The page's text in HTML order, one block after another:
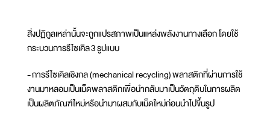
สิ่งปฏิกูลเหล่านั้นจะถูกแปรสภาพเป็นแหล่งพลังงานทางเลือก โดยใช้
กระบวนการรีไซเคิล 3 รูปแบบ
- การรีไซเคิลเชิงกล (mechanical recycling) พลาสติกที่ผ่านการใช้
งานมาหลอมเป็นเม็ดพลาสติกเพื่อนำกลับมาเป็นวัตถุดิบในการผลิต
เป็นผลิตภัณฑ์ใหม่หรือนำมาผสมกับเม็ดใหม่ก่อนนำไปขึ้นรูป